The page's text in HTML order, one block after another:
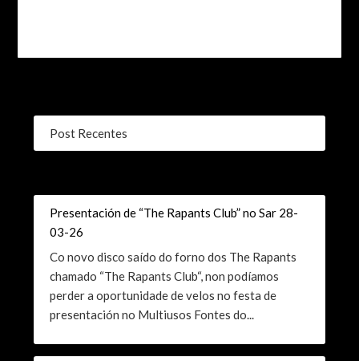
Post Recentes
Presentación de “The Rapants Club” no Sar 28-
03-26
Co novo disco saído do forno dos The Rapants
chamado “The Rapants Club“, non podíamos
perder a oportunidade de velos no festa de
presentación no Multiusos Fontes do...